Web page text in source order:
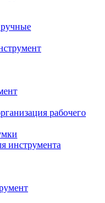
рабочего
инструмента